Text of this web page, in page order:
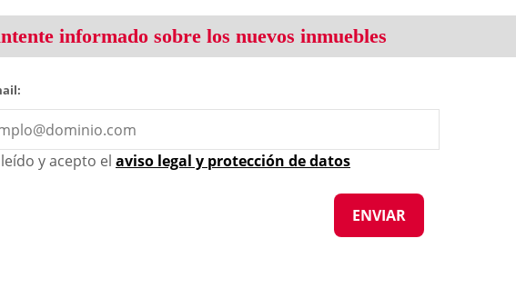
informado sobre los nuevos inmuebles
y acepto el aviso legal y protección de datos